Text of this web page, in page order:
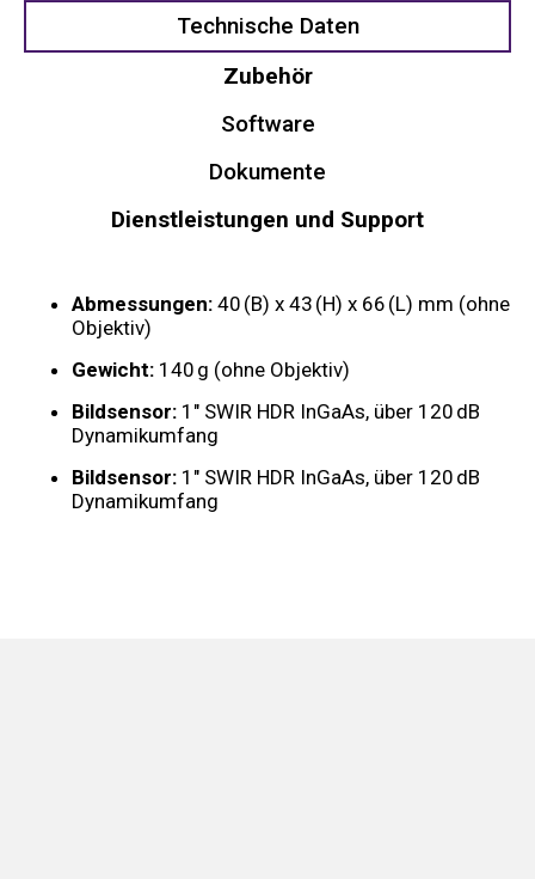
Technische Daten
Zubehör
Software
Dokumente
Dienstleistungen und Support
Abmessungen: 40 (B) x 43 (H) x 66 (L) mm (ohne
Objektiv)
Gewicht: 140 g (ohne Objektiv)
Bildsensor: 1" SWIR HDR InGaAs, über 120 dB
Dynamikumfang
Bildsensor: 1" SWIR HDR InGaAs, über 120 dB
Dynamikumfang